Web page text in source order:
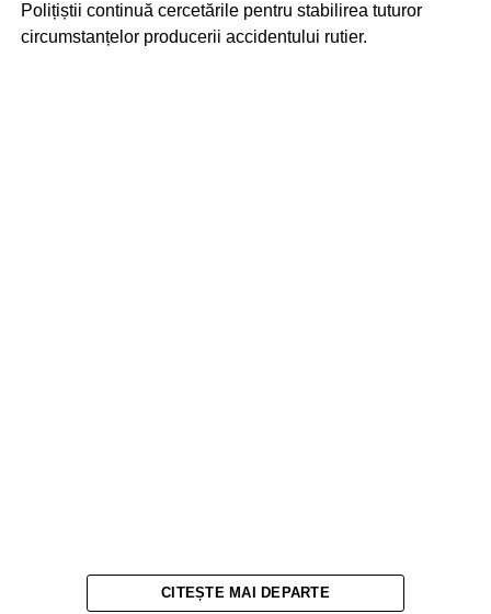
Polițiștii continuă cercetările pentru stabilirea tuturor
circumstanțelor producerii accidentului rutier.
CITEȘTE MAI DEPARTE